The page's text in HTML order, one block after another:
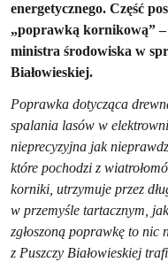
energetycznego. Część
„poprawką kornikową”
ministra środowiska w
Białowieskiej.
Poprawka dotycząca
spalania lasów w
nieprecyzyjna jak
które pochodzi z
korniki, utrzymuje przez
w przemyśle tartacznym,
zgłoszoną poprawkę to nic
z Puszczy Białowieskiej